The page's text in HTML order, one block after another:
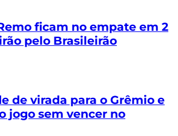
ficam no empate em 2
pelo Brasileirão
de virada para o Grêmio e
jogo sem vencer no